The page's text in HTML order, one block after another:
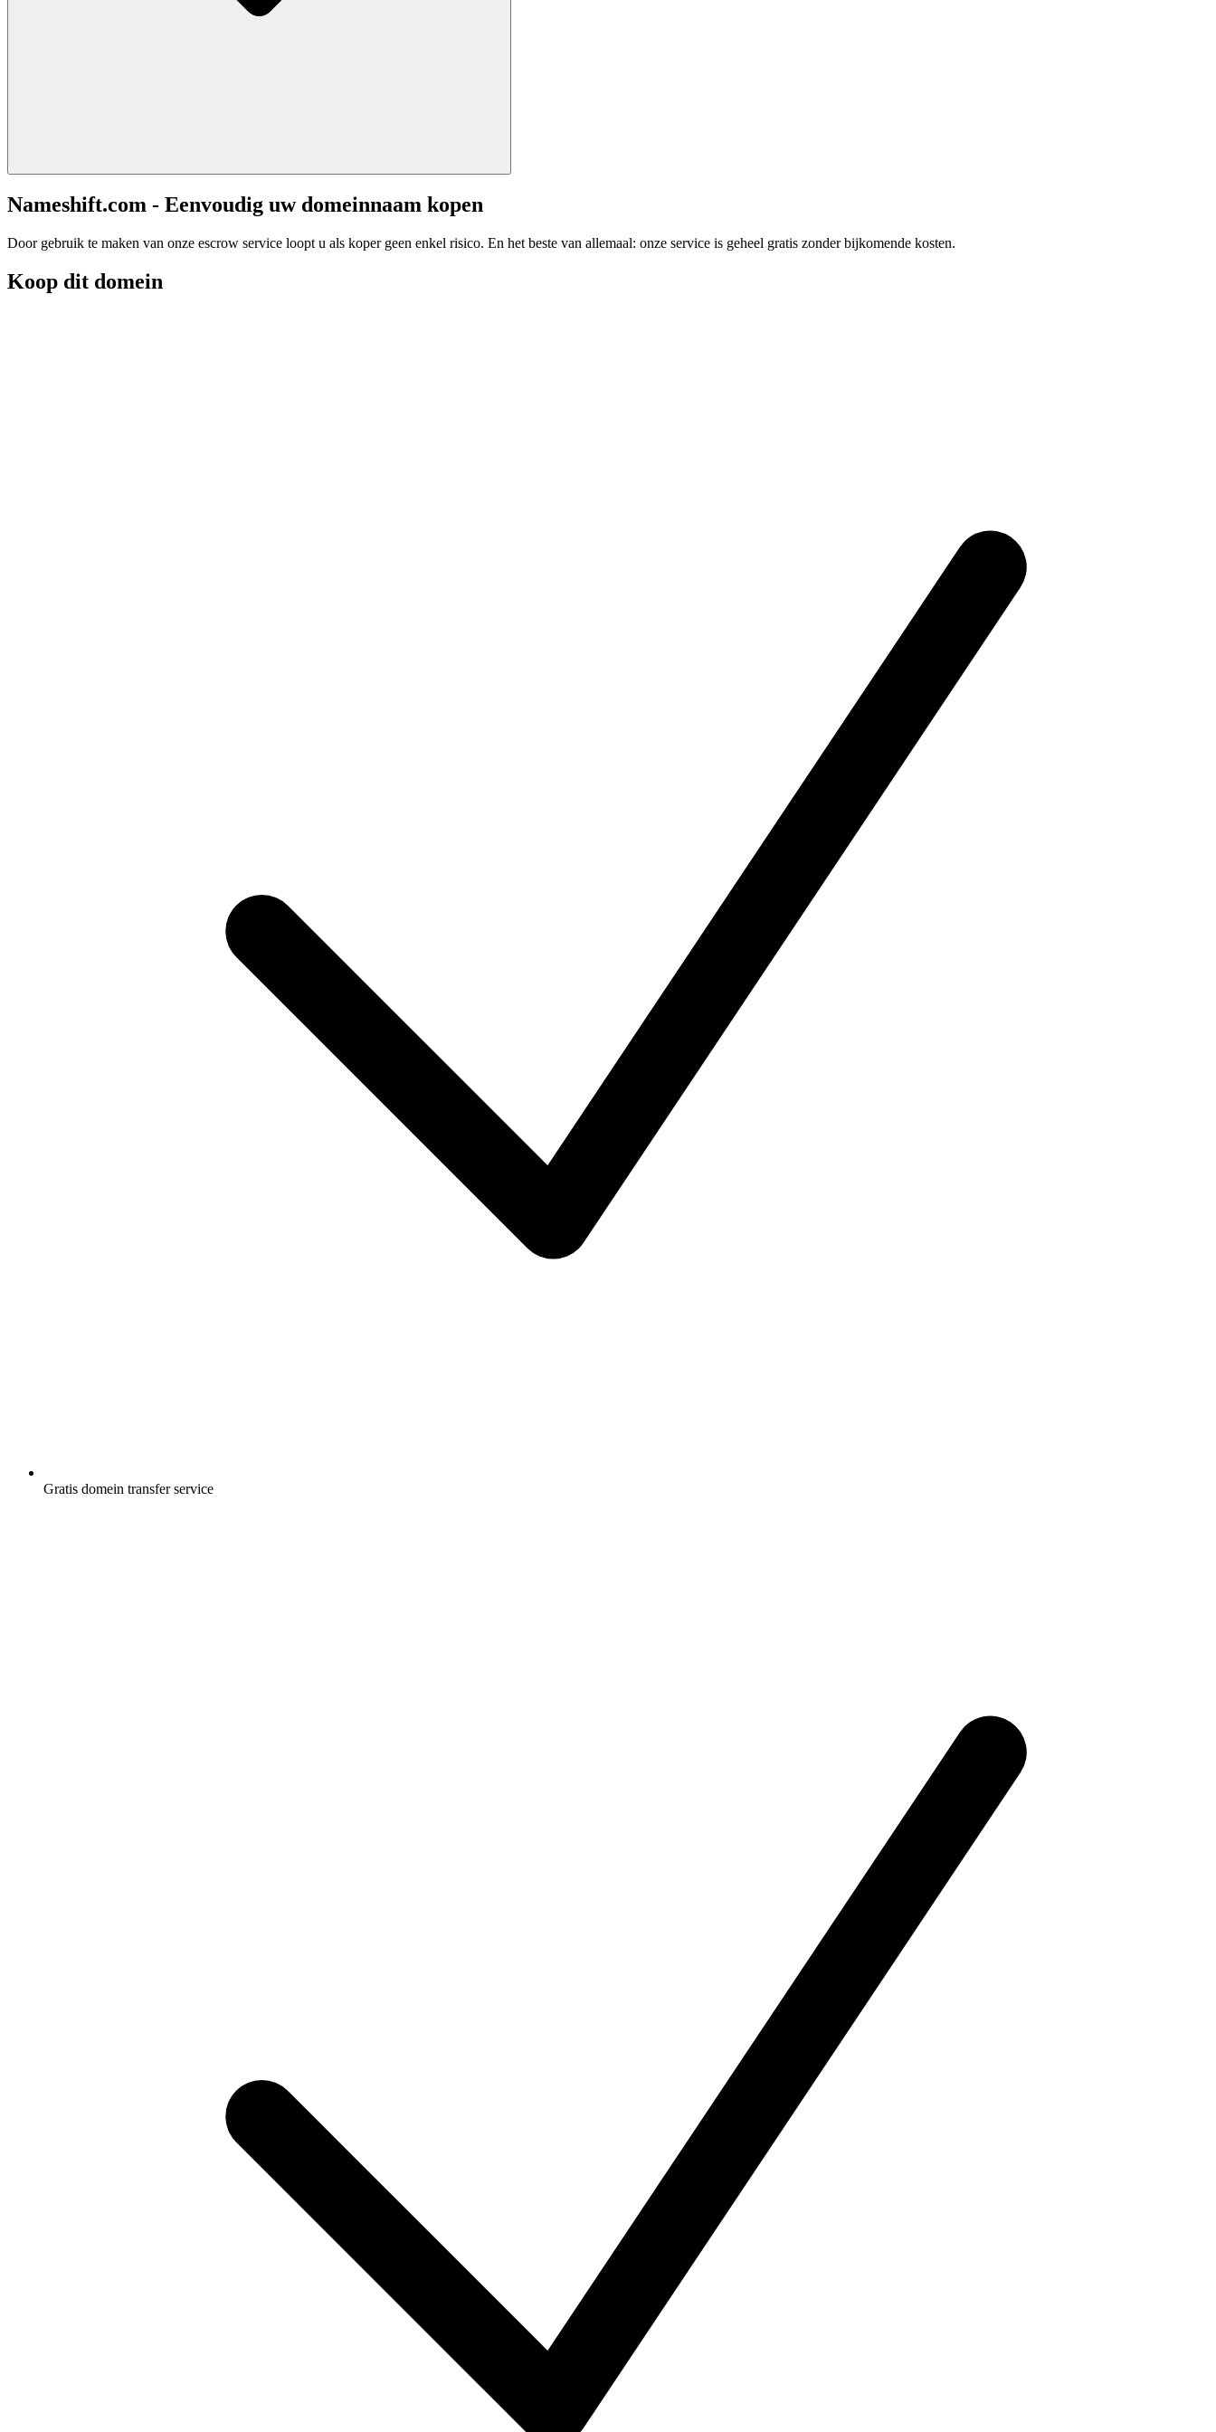
Nameshift.com - Eenvoudig uw domeinnaam kopen
Door gebruik te maken van onze escrow service loopt u als koper geen enkel risico. En het beste van allemaal: onze service is geheel gratis zonder bijkomende kosten.
Koop dit domein
Gratis domein transfer service